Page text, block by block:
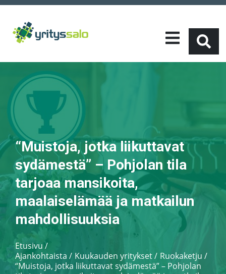
“Muistoja, jotka liikuttavat
sydämestä” – Pohjolan tila
tarjoaa mansikoita,
maalaiselämää ja matkailun
mahdollisuuksia
Etusivu /
Ajankohtaista
Kuukauden yritykset Ruokaketju /
“Muistoja, jotka liikuttavat sydämestä” – Pohjolan